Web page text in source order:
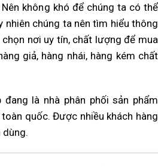
không khó để chúng ta có thể
nhiên chúng ta nên tìm hiểu thông
nơi uy tín, chất lượng để mua
giả, hàng nhái, hàng kém chất
đang là nhà phân phối sản phẩm
quốc. Được nhiều khách hàng